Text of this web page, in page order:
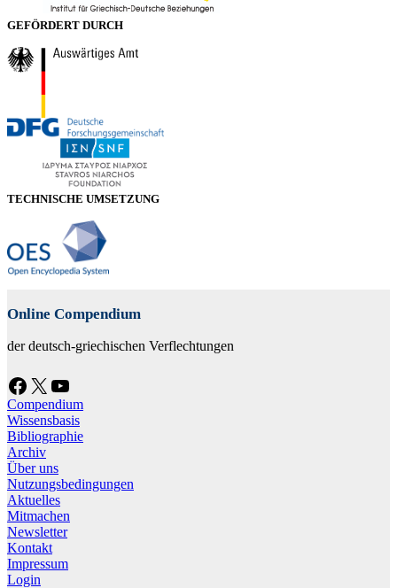
GEFÖRDERT DURCH
TECHNISCHE UMSETZUNG
Online Compendium
der deutsch-griechischen Verflechtungen
Facebook X YouTube
Compendium
Wissensbasis
Bibliographie
Archiv
Über uns
Nutzungsbedingungen
Aktuelles
Mitmachen
Newsletter
Kontakt
Impressum
Login